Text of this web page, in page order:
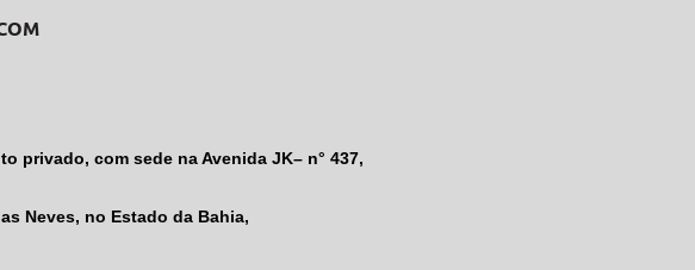
privado, com sede na Avenida JK– n° 437,
Neves, no Estado da Bahia,